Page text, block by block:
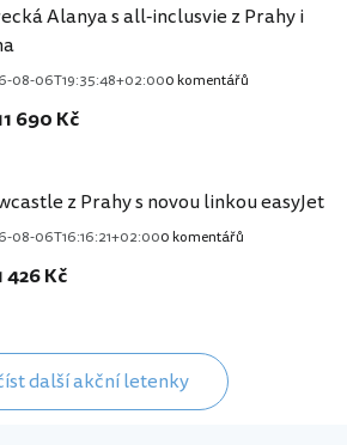
Alanya s all-inclusvie z Prahy i
08-06T19:35:48+02:000 komentářů
690 Kč
z Prahy s novou linkou easyJet
08-06T16:16:21+02:000 komentářů
426 Kč
další akční letenky